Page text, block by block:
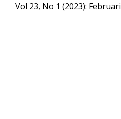
Vol 23, No 1 (2023): Februari